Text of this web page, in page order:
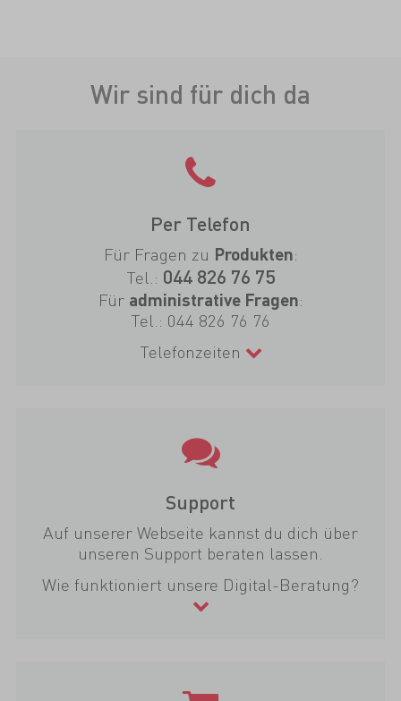
Wir sind für dich da
Per Telefon
Für Fragen zu Produkten:
Tel.: 044 826 76 75
Für administrative Fragen:
Tel.: 044 826 76 76
Telefonzeiten
Support
Auf unserer Webseite kannst du dich über
unseren Support beraten lassen.
Wie funktioniert unsere Digital-Beratung?